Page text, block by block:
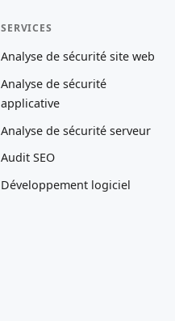
SERVICES
Analyse de sécurité site web
Analyse de sécurité
applicative
Analyse de sécurité serveur
Audit SEO
Développement logiciel